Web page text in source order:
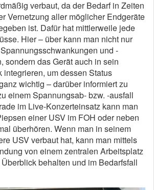
verbaut, da der Bedarf in Zeiten
Vernetzung aller möglicher Endgeräte
ist. Dafür hat mittlerweile jede
Hier – über kann man nicht nur
und -
sondern das Gerät auch in sein
integrieren, um dessen Status
wichtig – darüber informiert zu
einem Spannungsab- bzw. -ausfall
im Live-Konzerteinsatz kann man
einer USV im FOH oder neben
überhören. Wenn man in seinem
USV verbaut hat, kann man mittels
von einem zentralen Arbeitsplatz
behalten und im Bedarfsfall